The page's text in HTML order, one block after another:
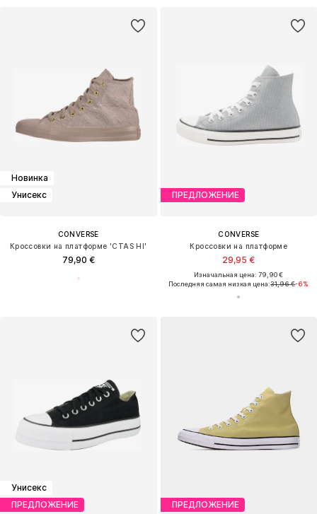
Новинка
Унисекс
CONVERSE
Кроссовки на платформе 'CTAS HI'
79,90 €
ПРЕДЛОЖЕНИЕ
CONVERSE
Кроссовки на платформе
29,95 €
Изначальная цена: 79,90 €
Последняя самая низкая цена:31,96 €-6%
Унисекс
ПРЕДЛОЖЕНИЕ
ПРЕДЛОЖЕНИЕ